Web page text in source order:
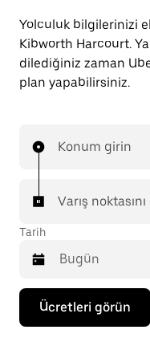
Yolculuk bilgilerinizi
Kibworth Harcourt.
dilediğiniz zaman
plan yapabilirsiniz.
Konum girin
Varış
Tarih
Takvimle
etkileşime
geçmek
Ücretleri görün